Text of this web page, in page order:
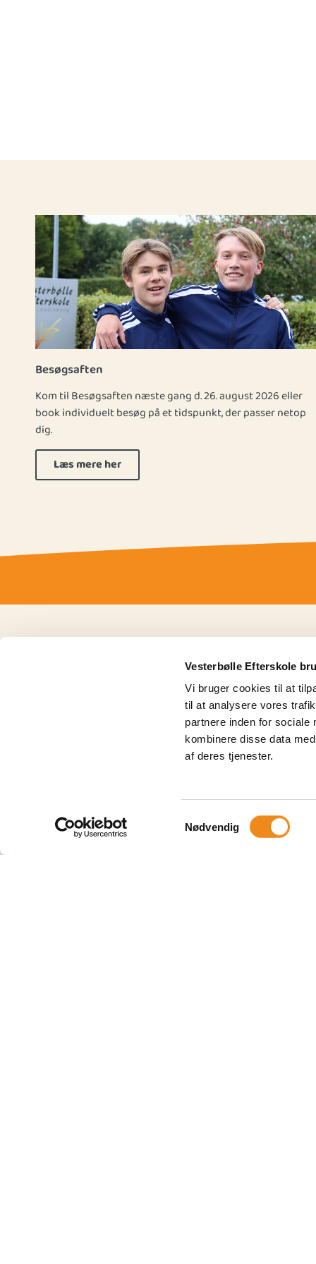
Vesterbølle Efterskole
Vi bruger cookies til at
til at analysere vores
partnere inden for sociale
kombinere disse data
af deres tjenester.
Samtykkevalg
Nødvendig
Besøgsaften
Kom til Besøgsaften næste gang d. 26. august 2026 eller
book individuelt besøg på et tidspunkt, der passer netop
dig.
Læs mere her